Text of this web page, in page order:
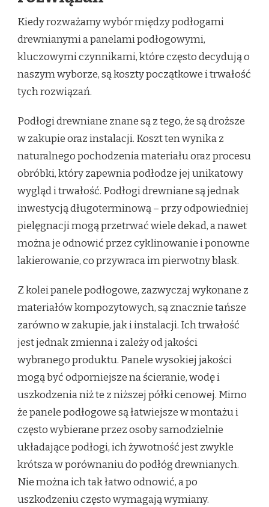
Kiedy rozważamy wybór między podłogami
drewnianymi a panelami podłogowymi,
kluczowymi czynnikami, które często decydują o
naszym wyborze, są koszty początkowe i trwałość
tych rozwiązań.
Podłogi drewniane znane są z tego, że są droższe
w zakupie oraz instalacji. Koszt ten wynika z
naturalnego pochodzenia materiału oraz procesu
obróbki, który zapewnia podłodze jej unikatowy
wygląd i trwałość. Podłogi drewniane są jednak
inwestycją długoterminową – przy odpowiedniej
pielęgnacji mogą przetrwać wiele dekad, a nawet
można je odnowić przez cyklinowanie i ponowne
lakierowanie, co przywraca im pierwotny blask.
Z kolei panele podłogowe, zazwyczaj wykonane z
materiałów kompozytowych, są znacznie tańsze
zarówno w zakupie, jak i instalacji. Ich trwałość
jest jednak zmienna i zależy od jakości
wybranego produktu. Panele wysokiej jakości
mogą być odporniejsze na ścieranie, wodę i
uszkodzenia niż te z niższej półki cenowej. Mimo
że panele podłogowe są łatwiejsze w montażu i
często wybierane przez osoby samodzielnie
układające podłogi, ich żywotność jest zwykle
krótsza w porównaniu do podłóg drewnianych.
Nie można ich tak łatwo odnowić, a po
uszkodzeniu często wymagają wymiany.